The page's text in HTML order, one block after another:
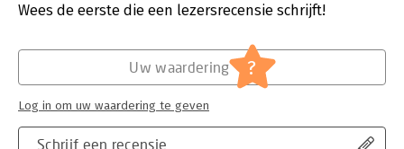
Transactionele Analyse waarbij
Lees verder
Wees de eerste die een lezersrecensie schrijft!
Schrijf een recensie
Uw waardering ?
Log in om uw waardering te geven